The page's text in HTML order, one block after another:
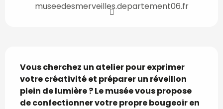
museedesmerveilles.departement06.fr
Description
Vous cherchez un atelier pour exprimer
votre créativité et préparer un réveillon
plein de lumière ? Le musée vous propose
de confectionner votre propre bougeoir en